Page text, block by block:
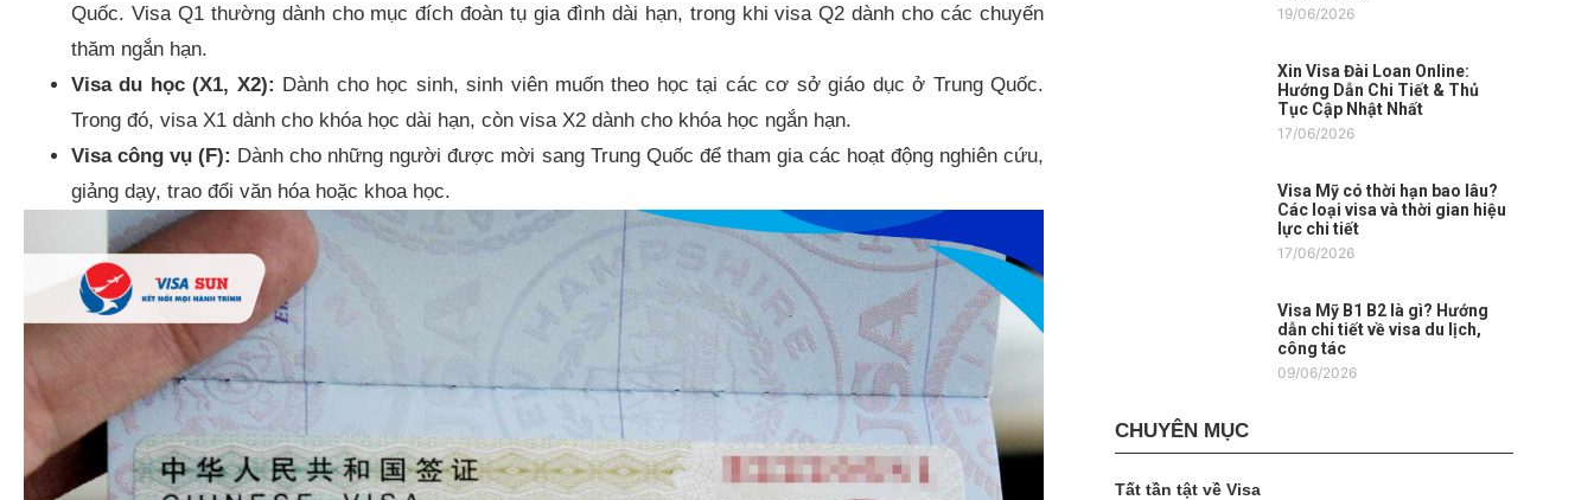
Quốc. Visa Q1 thường dành cho mục đích đoàn tụ gia đình dài hạn, trong khi visa Q2 dành cho các chuyến
thăm ngắn hạn.​
Visa du học (X1, X2): Dành cho học sinh, sinh viên muốn theo học tại các cơ sở giáo dục ở Trung Quốc.
Trong đó, visa X1 dành cho khóa học dài hạn, còn visa X2 dành cho khóa học ngắn hạn.​
Visa công vụ (F): Dành cho những người được mời sang Trung Quốc để tham gia các hoạt động nghiên cứu,
giảng dạy, trao đổi văn hóa hoặc khoa học.​
19/06/2026
Xin Visa Đài Loan Online:
Hướng Dẫn Chi Tiết & Thủ
Tục Cập Nhật Nhất
17/06/2026
Visa Mỹ có thời hạn bao lâu?
Các loại visa và thời gian hiệu
lực chi tiết
17/06/2026
Visa Mỹ B1 B2 là gì? Hướng
dẫn chi tiết về visa du lịch,
công tác
09/06/2026
CHUYÊN MỤC
Tất tần tật về Visa